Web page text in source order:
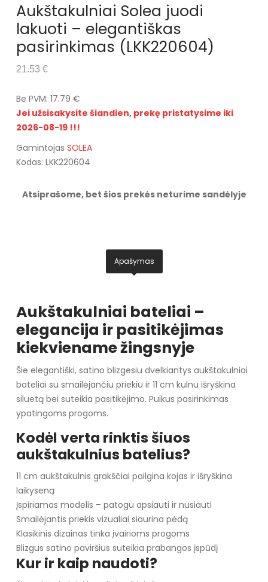
Aukštakulniai Solea juodi
lakuoti – elegantiškas
pasirinkimas (LKK220604)
21.53 €
Be PVM: 17.79 €
Jei užsisakysite šiandien, prekę pristatysime iki
2026-08-19 !!!
Gamintojas SOLEA
Kodas: LKK220604
Atsiprašome, bet šios prekės neturime sandėlyje
Apašymas
Aukštakulniai bateliai –
elegancija ir pasitikėjimas
kiekviename žingsnyje
Šie elegantiški, satino blizgesiu dvelkiantys aukštakulniai
bateliai su smailėjančiu priekiu ir 11 cm kulnu išryškina
siluetą bei suteikia pasitikėjimo. Puikus pasirinkimas
ypatingoms progoms.
Kodėl verta rinktis šiuos
aukštakulnius batelius?
11 cm aukštakulnis grakščiai pailgina kojas ir išryškina
laikyseną
Įspiriamas modelis – patogu apsiauti ir nusiauti
Smailėjantis priekis vizualiai siaurina pėdą
Klasikinis dizainas tinka įvairioms progoms
Blizgus satino paviršius suteikia prabangos įspūdį
Kur ir kaip naudoti?